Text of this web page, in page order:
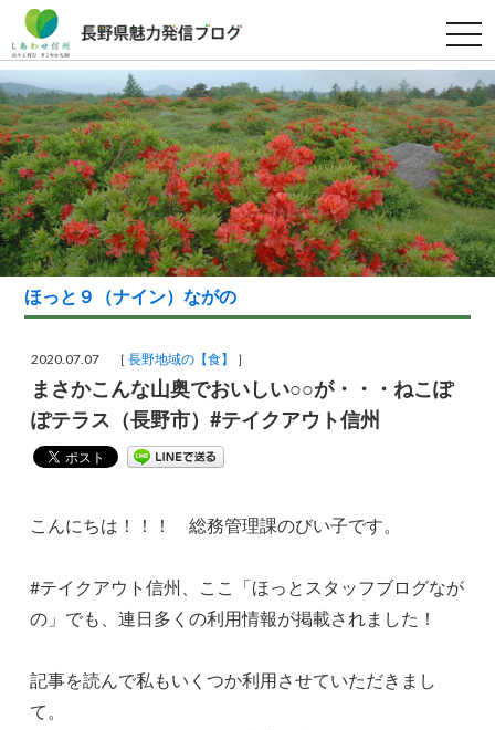
t
o
g
l
e
n
a
v
i
g
a
t
i
o
n
ほっと９（ナイン）ながの
2020.07.07 ［長野地域の【食】 ］
まさかこんな山奥でおいしい○○が・・・ねこぽ
ぽテラス（長野市）#テイクアウト信州
こんにちは！！！ 総務管理課のびい子です。
#テイクアウト信州、ここ「ほっとスタッフブログなが
の」でも、連日多くの利用情報が掲載されました！
記事を読んで私もいくつか利用させていただきまし
て。